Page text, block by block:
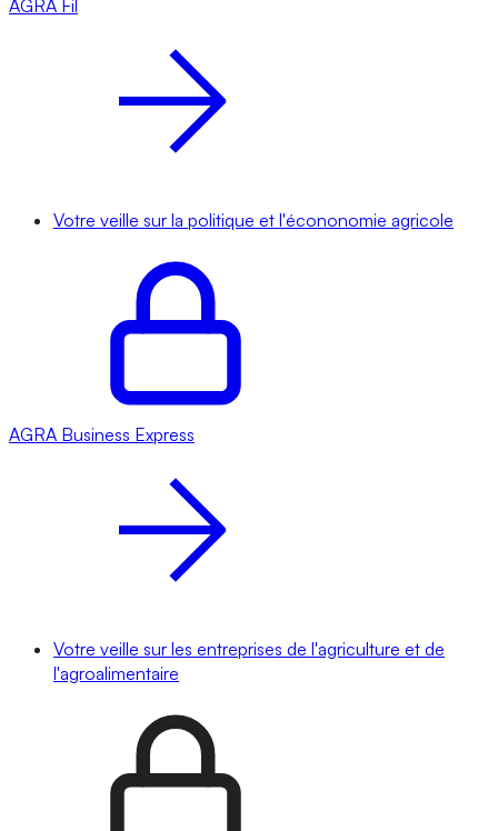
AGRA Fil
Votre veille sur la politique et l'écononomie agricole
AGRA Business Express
Votre veille sur les entreprises de l'agriculture et de
l'agroalimentaire